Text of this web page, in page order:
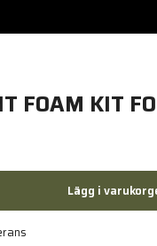
FOAM KIT
Lägg i